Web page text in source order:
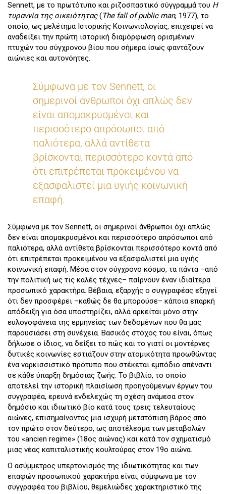
Sennett, με το πρωτότυπο και ριζοσπαστικό σύγγραμμά του Η
τυραννία της οικειότητας(The fallofpublic man, 1977), το
οποίο, ως μελέτημα Ιστορικής Κοινωνιολογίας, επιχειρεί να
αναδείξει την πρώτη ιστορική διαμόρφωση ορισμένων
πτυχών του σύγχρονου βίου που σήμερα ίσως φαντάζουν
αιώνιες και αυτονόητες.
Σύμφωνα με τον Sennett, οι
σημερινοί άνθρωποι όχι απλώς δεν
είναι απομακρυσμένοι και
περισσότερο απρόσωποι από
παλιότερα, αλλά αντίθετα
βρίσκονται περισσότερο κοντά από
ότι επιτρέπεται προκειμένου να
εξασφαλιστεί μια υγιής κοινωνική
επαφή.
Σύμφωνα με τον Sennett, οι σημερινοί άνθρωποι όχι απλώς
δεν είναι απομακρυσμένοι και περισσότερο απρόσωποι από
παλιότερα, αλλά αντίθετα βρίσκονται περισσότερο κοντά από
ότι επιτρέπεται προκειμένου να εξασφαλιστεί μια υγιής
κοινωνική επαφή. Μέσα στον σύγχρονο κόσμο, τα πάντα –από
την πολιτική ως τις καλές τέχνες– παίρνουν έναν ιδιαίτερα
προσωπικό χαρακτήρα. Βέβαια, εξαρχής ο συγγραφέας εξηγεί
ότι δεν προσφέρει –καθώς δε θα μπορούσε– κάποια επαρκή
απόδειξη για όσα υποστηρίζει, αλλά αρκείται μόνο στην
ευλογοφάνεια της ερμηνείας των δεδομένων που θα μας
παρουσιάσει στη συνέχεια. Βασικός στόχος του είναι, όπως
δήλωσε ο ίδιος, να δείξει το πώς και το γιατί οι μοντέρνες
δυτικές κοινωνίες εστιάζουν στην ατομικότητα προωθώντας
ένα ναρκισσιστικό πρότυπο που στέκεται εμπόδιο απέναντι
σε κάθε ύπαρξη δημόσιας ζωής. Το βιβλίο, το οποίο
αποτελεί την ιστορική πλαισίωση προηγούμενων έργων του
συγγραφέα, ερευνά ενδελεχώς τη σχέση ανάμεσα στον
δημόσιο και ιδιωτικό βίο κατά τους τρεις τελευταίους
αιώνες, επισημαίνοντας μια ισχυρή μετατόπιση βάρος από
τον πρώτο στον δεύτερο, ως αποτέλεσμα των μεταβολών
του «ancien regime» (18ος αιώνας) και κατά τον σχηματισμό
μιας νέας καπιταλιστικής κουλτούρας στον 19ο αιώνα.
Ο ασύμμετρος υπερτονισμός της ιδιωτικότητας και των
επαφών προσωπικού χαρακτήρα είναι, σύμφωνα με τον
συγγραφέα του βιβλίου, θεμελιώδες χαρακτηριστικό της